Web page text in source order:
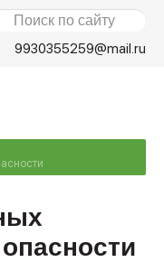
9930355259@mail.ru